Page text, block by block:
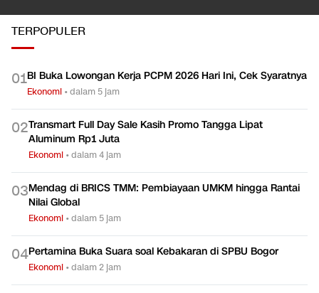
TERPOPULER
01BI Buka Lowongan Kerja PCPM 2026 Hari Ini, Cek Syaratnya
Ekonomi •dalam 5 jam
02Transmart Full Day Sale Kasih Promo Tangga Lipat
Aluminum Rp1 Juta
Ekonomi •dalam 4 jam
03Mendag di BRICS TMM: Pembiayaan UMKM hingga Rantai
Nilai Global
Ekonomi •dalam 5 jam
04Pertamina Buka Suara soal Kebakaran di SPBU Bogor
Ekonomi •dalam 2 jam